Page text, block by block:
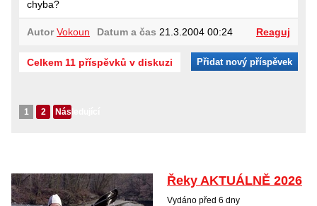
chyba?
Autor Vokoun Datum a čas 21.3.2004 00:24 Reaguj
Celkem 11 příspěvků v diskuzi Přidat nový příspěvek
1 2 Následující
Řeky AKTUÁLNĚ 2026
Vydáno před 6 dny